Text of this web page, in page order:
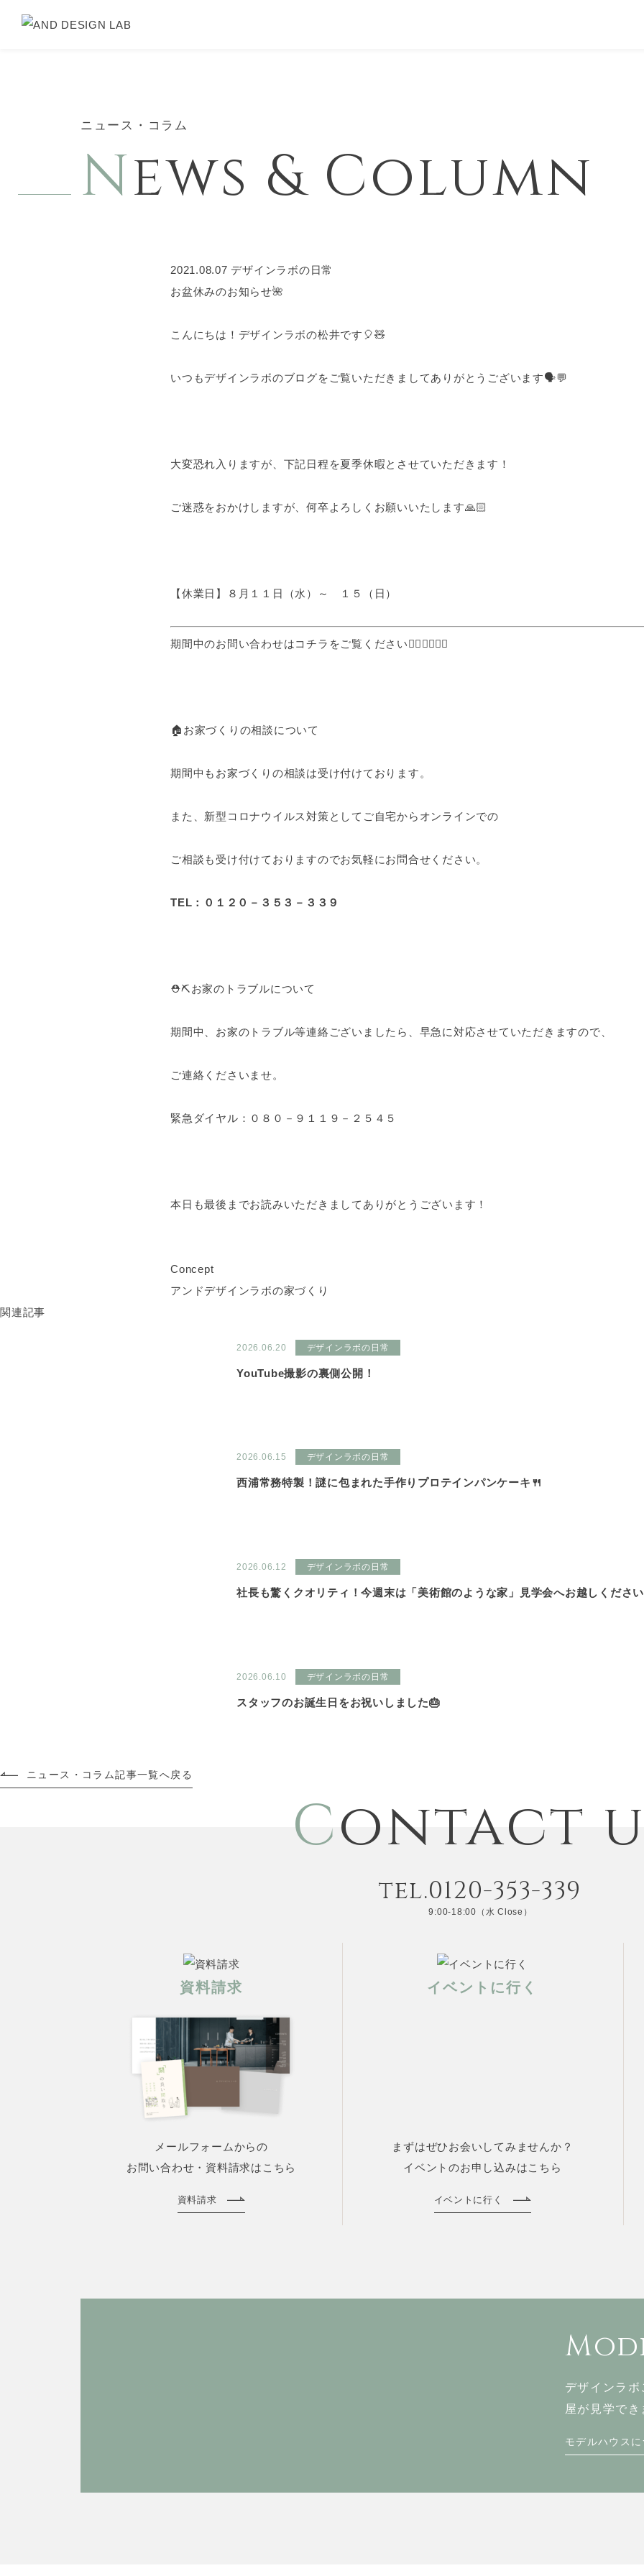
ニュース・コラム
News & Column
2021.08.07 デザインラボの日常
お盆休みのお知らせ🌺
こんにちは！デザインラボの松井です🎈🧸
いつもデザインラボのブログをご覧いただきましてありがとうございます🗣💬
大変恐れ入りますが、下記日程を夏季休暇とさせていただきます！
ご迷惑をおかけしますが、何卒よろしくお願いいたします🙏🏻
【休業日】８月１１日（水）～ １５（日）
期間中のお問い合わせはコチラをご覧ください👇🏻👇🏻👇🏻
🏠お家づくりの相談について
期間中もお家づくりの相談は受け付けております。
また、新型コロナウイルス対策としてご自宅からオンラインでの
ご相談も受け付けておりますのでお気軽にお問合せください。
TEL：０１２０－３５３－３３９
⛑⛏お家のトラブルについて
期間中、お家のトラブル等連絡ございましたら、早急に対応させていただきますので、
ご連絡くださいませ。
緊急ダイヤル：０８０－９１１９－２５４５
本日も最後までお読みいただきましてありがとうございます！
Concept
アンドデザインラボの家づくり
関連記事
2026.06.20 デザインラボの日常
YouTube撮影の裏側公開！
2026.06.15 デザインラボの日常
西浦常務特製！謎に包まれた手作りプロテインパンケーキ🍴
2026.06.12 デザインラボの日常
社長も驚くクオリティ！今週末は「美術館のような家」見学会へお越しくださ
2026.06.10 デザインラボの日常
スタッフのお誕生日をお祝いしました🎂
ニュース・コラム記事一覧へ戻る
Contact
tel.0120-353-339
9:00-18:00（水 Close）
資料請求
メールフォームからの
お問い合わせ・資料請求はこちら
資料請求
イベントに行く
まずはぜひお会いしてみませんか？
イベントのお申し込みはこちら
イベントに行く
デザインラ
屋が見学でき
モデルハウス